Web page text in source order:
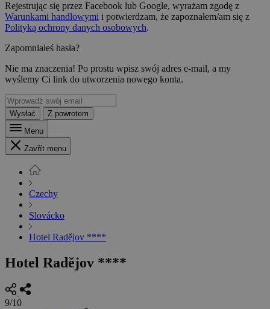
Rejestrując się przez Facebook lub Google, wyrażam zgodę z
Warunkami handlowymi i potwierdzam, że zapoznałem/am się z
Polityką ochrony danych osobowych.
Zapomniałeś hasła?
Nie ma znaczenia! Po prostu wpisz swój adres e-mail, a my
wyślemy Ci link do utworzenia nowego konta.
Wysłać
Z powrotem
Menu
Zavřít menu
Czechy
Slovácko
Hotel Radějov ****
Hotel Radějov ****
9/10